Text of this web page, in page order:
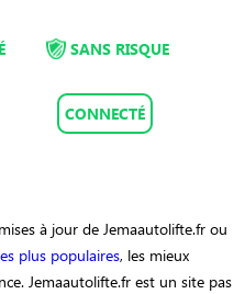
SANS RISQUE
CONNECTÉ
à jour de Jemaautolifte.fr ou
plus populaires, les mieux
Jemaautolifte.fr est un site pas